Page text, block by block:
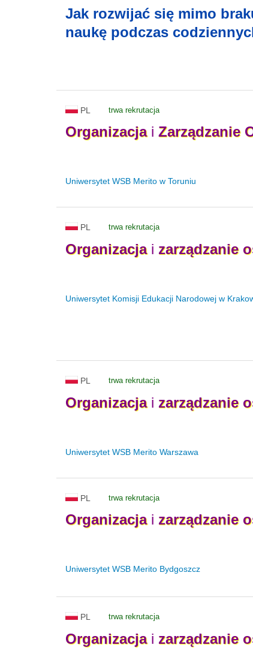
Jak rozwijać się mimo
naukę podczas
PL trwa rekrutacja
Organizacjai Zarządzanie
Uniwersytet WSB Merito w Toruniu
PL trwa rekrutacja
Organizacjai zarządzanie
Uniwersytet Komisji Edukacji Narodowej w
PL trwa rekrutacja
Organizacjai zarządzanie
Uniwersytet WSB Merito Warszawa
PL trwa rekrutacja
Organizacjai zarządzanie
Uniwersytet WSB Merito Bydgoszcz
PL trwa rekrutacja
Organizacjai zarządzanie